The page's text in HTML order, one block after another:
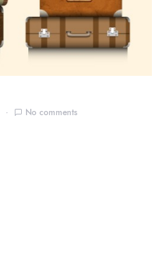
No comments